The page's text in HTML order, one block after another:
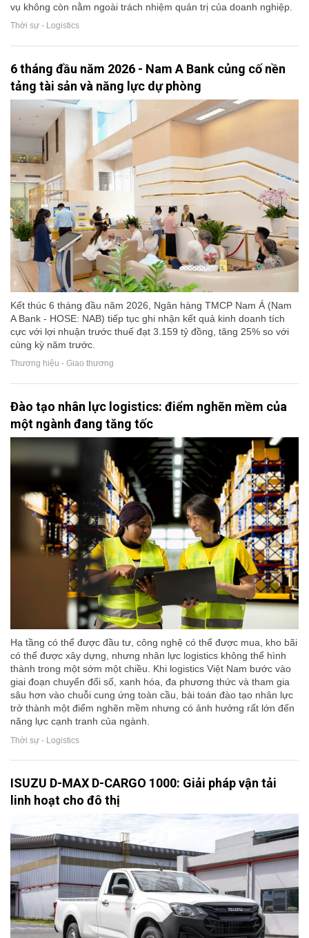
vụ không còn nằm ngoài trách nhiệm quản trị của doanh nghiệp.
Thời sự - Logistics
6 tháng đầu năm 2026 - Nam A Bank củng cố nền
tảng tài sản và năng lực dự phòng
Kết thúc 6 tháng đầu năm 2026, Ngân hàng TMCP Nam Á (Nam
A Bank - HOSE: NAB) tiếp tục ghi nhận kết quả kinh doanh tích
cực với lợi nhuận trước thuế đạt 3.159 tỷ đồng, tăng 25% so với
cùng kỳ năm trước.
Thương hiệu - Giao thương
Đào tạo nhân lực logistics: điểm nghẽn mềm của
một ngành đang tăng tốc
Hạ tầng có thể được đầu tư, công nghệ có thể được mua, kho bãi
có thể được xây dựng, nhưng nhân lực logistics không thể hình
thành trong một sớm một chiều. Khi logistics Việt Nam bước vào
giai đoạn chuyển đổi số, xanh hóa, đa phương thức và tham gia
sâu hơn vào chuỗi cung ứng toàn cầu, bài toán đào tạo nhân lực
trở thành một điểm nghẽn mềm nhưng có ảnh hưởng rất lớn đến
năng lực cạnh tranh của ngành.
Thời sự - Logistics
ISUZU D-MAX D-CARGO 1000: Giải pháp vận tải
linh hoạt cho đô thị